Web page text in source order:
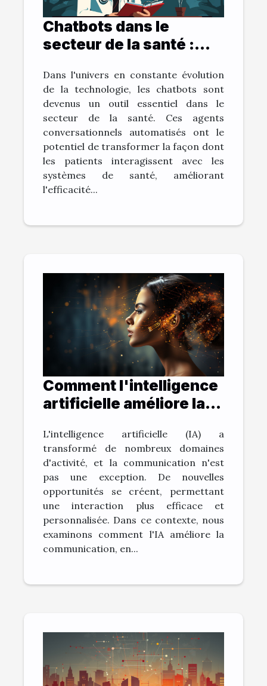
Chatbots dans le
secteur de la santé :
Dans l'univers en constante évolution
de la technologie, les chatbots sont
devenus un outil essentiel dans le
secteur de la santé. Ces agents
conversationnels automatisés ont le
potentiel de transformer la façon dont
les patients interagissent avec les
systèmes de santé, améliorant
l'efficacité...
Comment l'intelligence
artificielle améliore la
de ChatGPT
L'intelligence artificielle (IA) a
transformé de nombreux domaines
d'activité, et la communication n'est
pas une exception. De nouvelles
opportunités se créent, permettant
une interaction plus efficace et
personnalisée. Dans ce contexte, nous
examinons comment l'IA améliore la
communication, en...